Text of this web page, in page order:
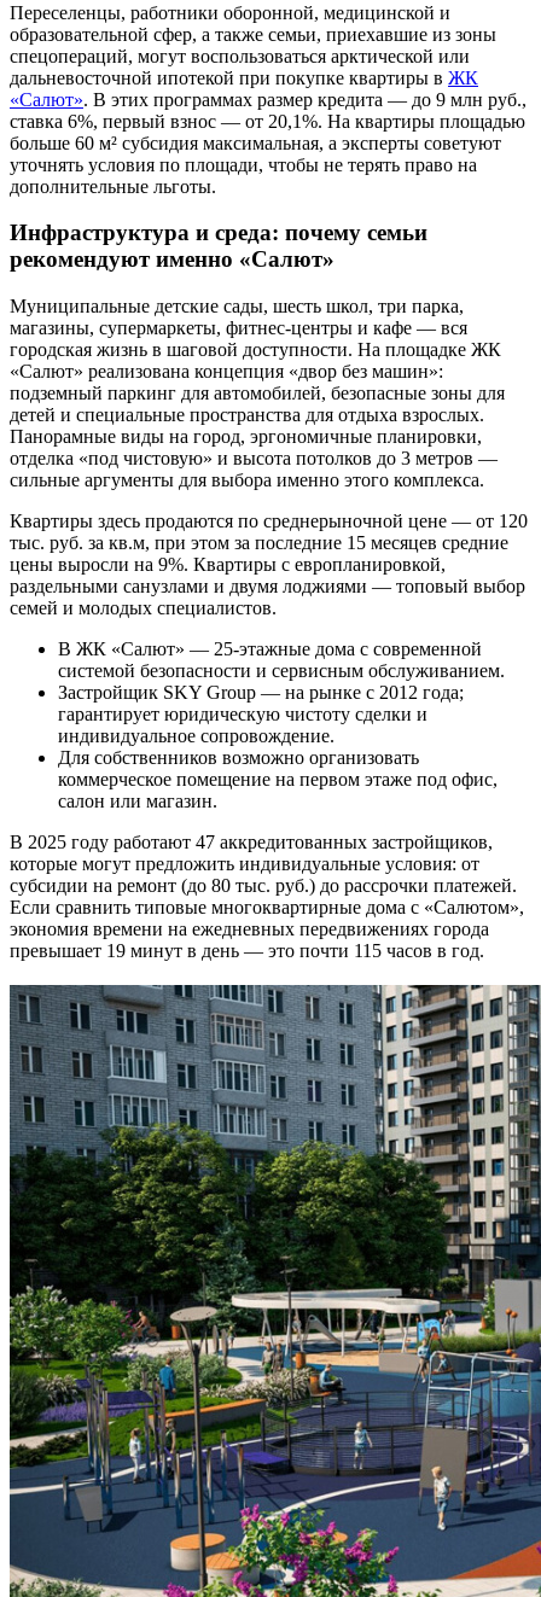
Переселенцы, работники оборонной, медицинской и
образовательной сфер, а также семьи, приехавшие из зоны
спецопераций, могут воспользоваться арктической или
дальневосточной ипотекой при покупке квартиры в ЖК
«Салют». В этих программах размер кредита — до 9 млн руб.,
ставка 6%, первый взнос — от 20,1%. На квартиры площадью
больше 60 м² субсидия максимальная, а эксперты советуют
уточнять условия по площади, чтобы не терять право на
дополнительные льготы.
Инфраструктура и среда: почему семьи
рекомендуют именно «Салют»
Муниципальные детские сады, шесть школ, три парка,
магазины, супермаркеты, фитнес-центры и кафе — вся
городская жизнь в шаговой доступности. На площадке ЖК
«Салют» реализована концепция «двор без машин»:
подземный паркинг для автомобилей, безопасные зоны для
детей и специальные пространства для отдыха взрослых.
Панорамные виды на город, эргономичные планировки,
отделка «под чистовую» и высота потолков до 3 метров —
сильные аргументы для выбора именно этого комплекса.
Квартиры здесь продаются по среднерыночной цене — от 120
тыс. руб. за кв.м, при этом за последние 15 месяцев средние
цены выросли на 9%. Квартиры с европланировкой,
раздельными санузлами и двумя лоджиями — топовый выбор
семей и молодых специалистов.
В ЖК «Салют» — 25-этажные дома с современной
системой безопасности и сервисным обслуживанием.
Застройщик SKY Group — на рынке с 2012 года;
гарантирует юридическую чистоту сделки и
индивидуальное сопровождение.
Для собственников возможно организовать
коммерческое помещение на первом этаже под офис,
салон или магазин.
В 2025 году работают 47 аккредитованных застройщиков,
которые могут предложить индивидуальные условия: от
субсидии на ремонт (до 80 тыс. руб.) до рассрочки платежей.
Если сравнить типовые многоквартирные дома с «Салютом»,
экономия времени на ежедневных передвижениях города
превышает 19 минут в день — это почти 115 часов в год.